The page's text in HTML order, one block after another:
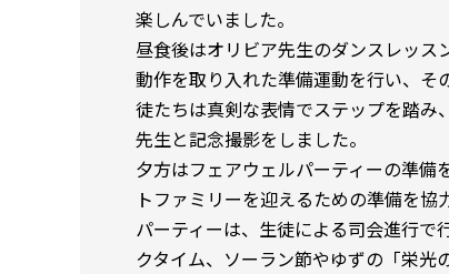
楽しんでいました。
昼食後はオリビア先生のダンスレッ
動作を取り入れた準備運動を行い、
徒たちは真剣な表情でステップを踏み
先生と記念撮影をしました。
夕方はフェアウェルパーティーの準備
トファミリーを迎えるための準備を協
パーティーは、生徒による司会進行
クタイム、ソーラン節やゆずの「栄